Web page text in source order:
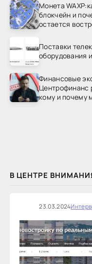
Монета
блокчейн и
остается
Поставки
оборудования
Финансовые
Центрофинанс
кому и почему
В ЦЕНТРЕ
23.03.2024